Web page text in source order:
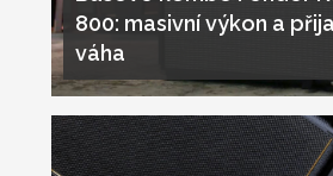
800: masivní výkon a
váha